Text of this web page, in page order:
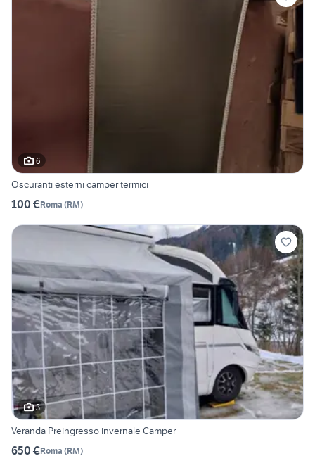
6
Oscuranti esterni camper termici
100 €Roma (RM)
3
Veranda Preingresso invernale Camper
650 €Roma (RM)